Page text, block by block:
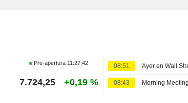
Pre-apertura 11:27:42
7.724,25 +0,19 %
08:51
08:43